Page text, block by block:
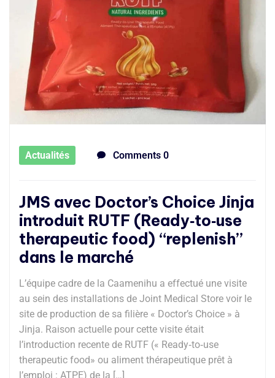
Actualités Comments 0
JMS avec Doctor’s Choice Jinja
introduit RUTF (Ready‐to‐use
therapeutic food) “replenish”
dans le marché
L’équipe cadre de la Caamenihu a effectué une visite
au sein des installations de Joint Medical Store voir le
site de production de sa filière « Doctor’s Choice » à
Jinja. Raison actuelle pour cette visite était
l’introduction recente de RUTF (« Ready‐to‐use
therapeutic food» ou aliment thérapeutique prêt à
l’emploi : ATPE) de la […]